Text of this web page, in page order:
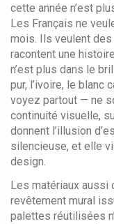
cette année n’est
Les Français ne
mois. Ils veulent
racontent une
n’est plus dans le
pur, l’ivoire, le
voyez partout — ne
continuité visuelle,
donnent l’illusion
silencieuse, et elle
design.
Les matériaux aussi
revêtement mural
palettes réutilisées